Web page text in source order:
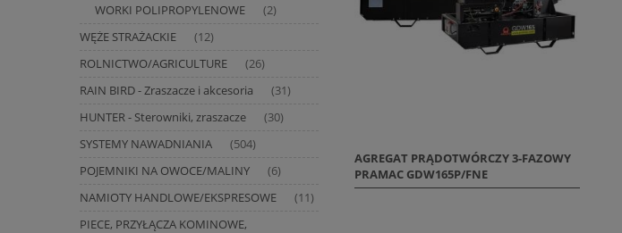
WORKI POLIPROPYLENOWE (2)
WĘŻE STRAŻACKIE (12)
ROLNICTWO/AGRICULTURE (26)
RAIN BIRD - Zraszacze i akcesoria (31)
HUNTER - Sterowniki, zraszacze (30)
SYSTEMY NAWADNIANIA (504)
POJEMNIKI NA OWOCE/MALINY (6)
NAMIOTY HANDLOWE/EKSPRESOWE (11)
PIECE, PRZYŁĄCZA KOMINOWE,
AGREGAT PRĄDOTWÓRCZY 3-FAZOWY
PRAMAC GDW165P/FNE